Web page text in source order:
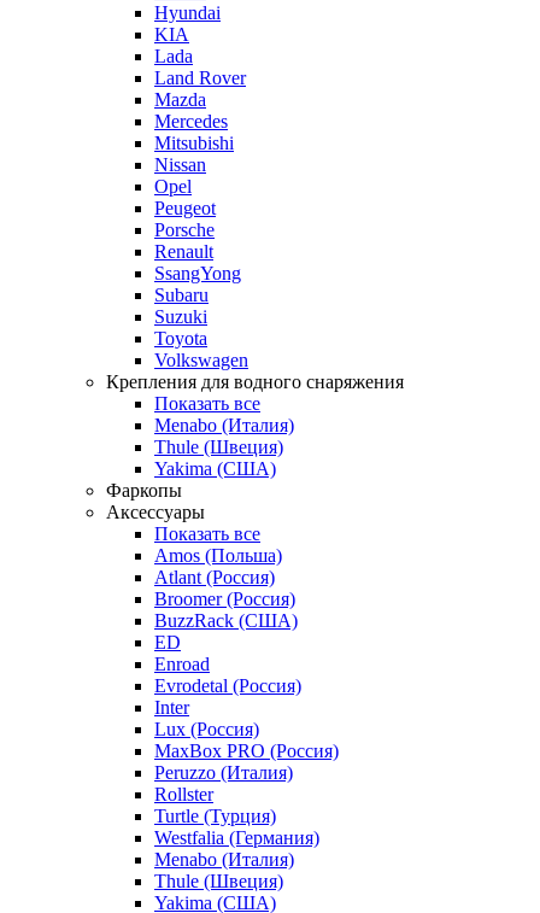
Hyundai
KIA
Lada
Land Rover
Mazda
Mercedes
Mitsubishi
Nissan
Opel
Peugeot
Porsche
Renault
SsangYong
Subaru
Suzuki
Toyota
Volkswagen
Крепления для водного снаряжения
Показать все
Menabo (Италия)
Thule (Швеция)
Yakima (США)
Фаркопы
Аксессуары
Показать все
Amos (Польша)
Atlant (Россия)
Broomer (Россия)
BuzzRack (США)
ED
Enroad
Evrodetal (Россия)
Inter
Lux (Россия)
MaxBox PRO (Россия)
Peruzzo (Италия)
Rollster
Turtle (Турция)
Westfalia (Германия)
Menabo (Италия)
Thule (Швеция)
Yakima (США)